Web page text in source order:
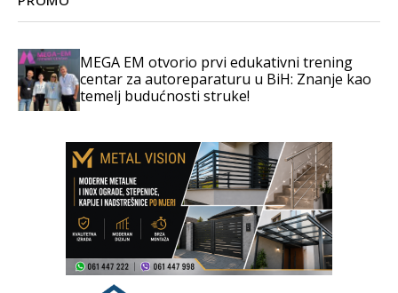
MEGA EM otvorio prvi edukativni trening
centar za autoreparaturu u BiH: Znanje kao
temelj budućnosti struke!